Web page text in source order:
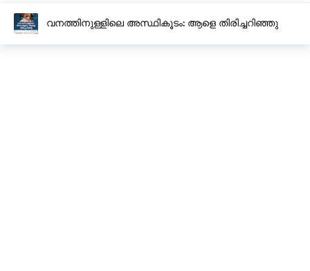
വനത്തിനുള്ളിലെ അസ്ഥികൂടം: ആളെ തിരിച്ചറിഞ്ഞു